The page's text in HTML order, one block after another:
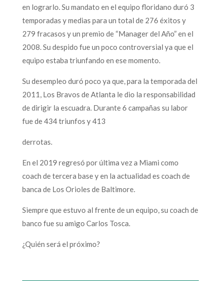
en lograrlo. Su mandato en el equipo floridano duró 3
temporadas y medias para un total de 276 éxitos y
279 fracasos y un premio de “Manager del Año” en el
2008. Su despido fue un poco controversial ya que el
equipo estaba triunfando en ese momento.
Su desempleo duró poco ya que, para la temporada del
2011, Los Bravos de Atlanta le dio la responsabilidad
de dirigir la escuadra. Durante 6 campañas su labor
fue de 434 triunfos y 413
derrotas.
En el 2019 regresó por última vez a Miami como
coach de tercera base y en la actualidad es coach de
banca de Los Orioles de Baltimore.
Siempre que estuvo al frente de un equipo, su coach de
banco fue su amigo Carlos Tosca.
¿Quién será el próximo?